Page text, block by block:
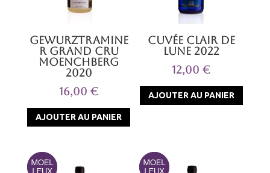
Gewurztramine
r Grand Cru
Moenchberg
2020
16,00€
AJOUTER AU PANIER
Cuvée Clair de
Lune 2022
12,00€
AJOUTER AU PANIER